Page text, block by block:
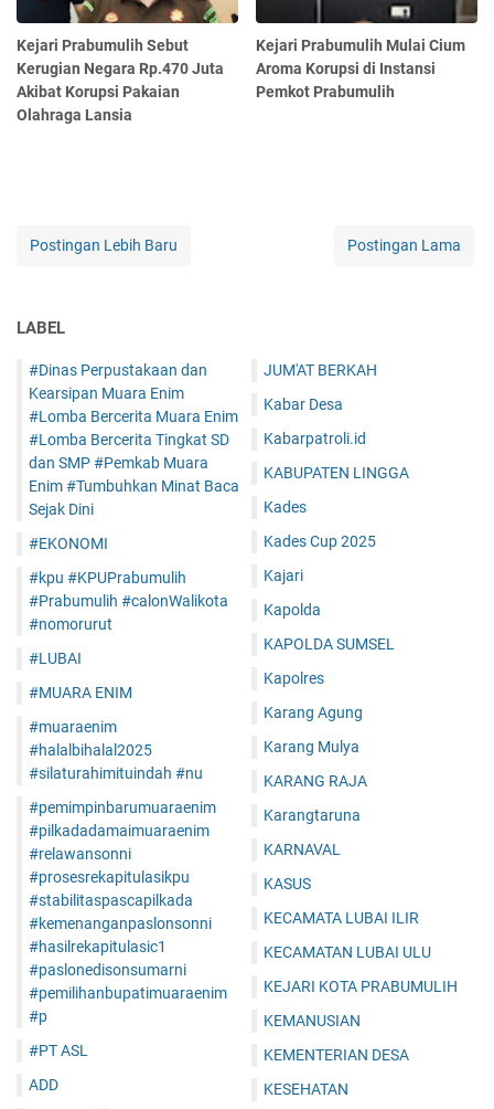
Kejari Prabumulih Sebut
Kerugian Negara Rp.470 Juta
Akibat Korupsi Pakaian
Olahraga Lansia
Kejari Prabumulih Mulai Cium
Aroma Korupsi di Instansi
Pemkot Prabumulih
Postingan Lebih Baru Postingan Lama
LABEL
#Dinas Perpustakaan dan
Kearsipan Muara Enim
#Lomba Bercerita Muara Enim
#Lomba Bercerita Tingkat SD
dan SMP #Pemkab Muara
Enim #Tumbuhkan Minat Baca
Sejak Dini
#EKONOMI
#kpu #KPUPrabumulih
#Prabumulih #calonWalikota
#nomorurut
#LUBAI
#MUARA ENIM
#muaraenim
#halalbihalal2025
#silaturahimituindah #nu
#pemimpinbarumuaraenim
#pilkadadamaimuaraenim
#relawansonni
#prosesrekapitulasikpu
#stabilitaspascapilkada
#kemenanganpaslonsonni
#hasilrekapitulasic1
#paslonedisonsumarni
#pemilihanbupatimuaraenim
#p
#PT ASL
ADD
JUM'AT BERKAH
Kabar Desa
Kabarpatroli.id
KABUPATEN LINGGA
Kades
Kades Cup 2025
Kajari
Kapolda
KAPOLDA SUMSEL
Kapolres
Karang Agung
Karang Mulya
KARANG RAJA
Karangtaruna
KARNAVAL
KASUS
KECAMATA LUBAI ILIR
KECAMATAN LUBAI ULU
KEJARI KOTA PRABUMULIH
KEMANUSIAN
KEMENTERIAN DESA
KESEHATAN